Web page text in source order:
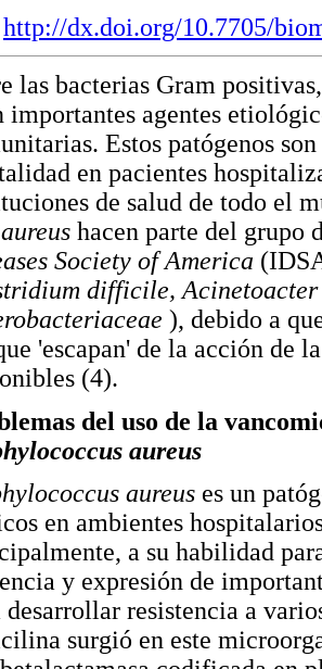
http://dx.doi.org/10.7705/
las bacterias Gram
importantes agentes
Estos patógenos
en pacientes
de salud de todo el
hacen parte del grupo
Society of America
difficile, Acinetoacter
), debido a
'escapan' de la acción de
(4).
del uso de la
aureus
aureus es un
en ambientes
a su habilidad
y expresión de
desarrollar resistencia a
surgió en este